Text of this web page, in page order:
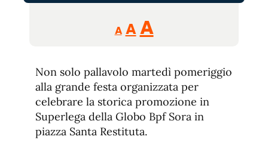
A
Reducir
tamaño
A Restablecer
de
fuente
AAumentar
de
fuente.
Non solo pallavolo martedì pomeriggio
alla grande festa organizzata per
celebrare la storica promozione in
Superlega della Globo Bpf Sora in
piazza Santa Restituta.